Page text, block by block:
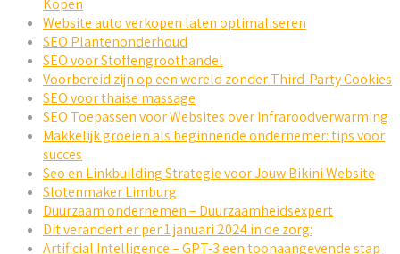
Kopen
Website auto verkopen laten optimaliseren
SEO Plantenonderhoud
SEO voor Stoffengroothandel
Voorbereid zijn op een wereld zonder Third-Party Cookies
SEO voor thaise massage
SEO Toepassen voor Websites over Infraroodverwarming
Makkelijk groeien als beginnende ondernemer: tips voor
succes
Seo en Linkbuilding Strategie voor Jouw Bikini Website
Slotenmaker Limburg
Duurzaam ondernemen – Duurzaamheidsexpert
Dit verandert er per 1 januari 2024 in de zorg:
Artificial Intelligence – GPT-3 een toonaangevende stap